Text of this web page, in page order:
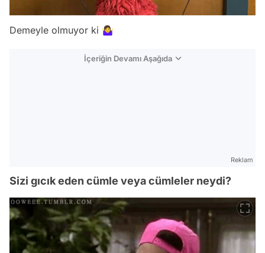
Demeyle olmuyor ki 🤷‍♀️
İçeriğin Devamı Aşağıda
Reklam
Sizi gıcık eden cümle veya cümleler neydi?